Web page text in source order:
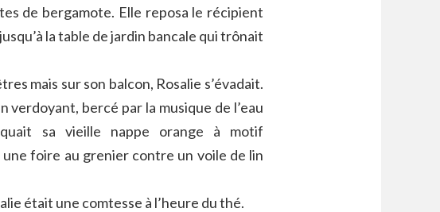
de bergamote. Elle reposa le récipient
la table de jardin bancale qui trônait
mais sur son balcon, Rosalie s’évadait.
verdoyant, bercé par la musique de l’eau
sa vieille nappe orange à motif
foire au grenier contre un voile de lin
était une comtesse à l’heure du thé.